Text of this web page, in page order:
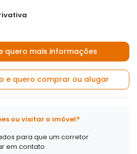
quero mais informações
e quero comprar ou alugar
ou visitar o imóvel?
para que um corretor
em contato